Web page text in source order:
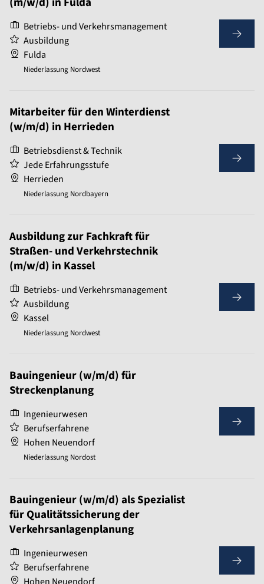
Betriebs- und Verkehrsmanagement
Ausbildung
Fulda
Niederlassung Nordwest
Mitarbeiter für den Winterdienst
(w/m/d) in Herrieden
Betriebsdienst & Technik
Jede Erfahrungsstufe
Herrieden
Niederlassung Nordbayern
Ausbildung zur Fachkraft für
Straßen- und Verkehrstechnik
(m/w/d) in Kassel
Betriebs- und Verkehrsmanagement
Ausbildung
Kassel
Niederlassung Nordwest
Bauingenieur (w/m/d) für
Streckenplanung
Ingenieurwesen
Berufserfahrene
Hohen Neuendorf
Niederlassung Nordost
Bauingenieur (w/m/d) als Spezialist
für Qualitätssicherung der
Verkehrsanlagenplanung
Ingenieurwesen
Berufserfahrene